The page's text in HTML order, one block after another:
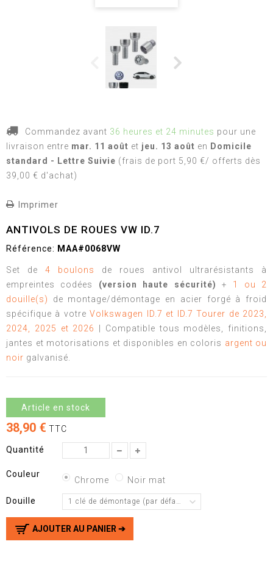
Commandez avant 36 heures et 24 minutes pour une
livraison entre mar. 11 août et jeu. 13 août en Domicile
standard - Lettre Suivie (frais de port 5,90 €/ offerts dès
39,00 € d'achat)
Imprimer
ANTIVOLS DE ROUES VW ID.7
Référence: MAA#0068VW
Set de 4 boulons
de roues antivol ultrarésistants à
empreintes codées (version haute sécurité) + 1 ou 2
douille(s)
de montage/démontage en acier forgé à froid
spécifique à votreVolkswagen ID.7 et ID.7 Tourer de 2023,
2024, 2025 et 2026
| Compatible tous modèles, finitions,
jantes et motorisations et disponibles en coloris argent ou
noir galvanisé.
Article en stock
38,90 € TTC
Quantité
Couleur
Chrome Noir mat
Douille 1 clé de démontage (par défaut)
AJOUTER AU PANIER ➔